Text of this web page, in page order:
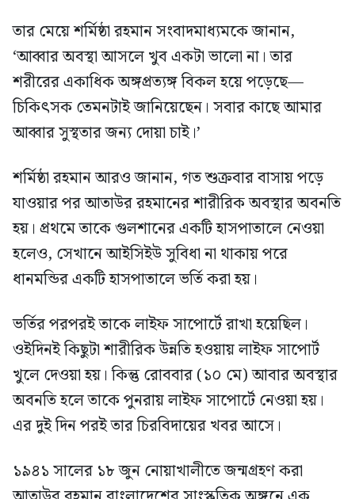
তার মেয়ে শর্মিষ্ঠা রহমান সংবাদমাধ্যমকে জানান,
‘আব্বার অবস্থা আসলে খুব একটা ভালো না। তার
শরীরের একাধিক অঙ্গপ্রত্যঙ্গ বিকল হয়ে পড়েছে—
চিকিৎসক তেমনটাই জানিয়েছেন। সবার কাছে আমার
আব্বার সুস্থতার জন্য দোয়া চাই।’
শর্মিষ্ঠা রহমান আরও জানান, গত শুক্রবার বাসায় পড়ে
যাওয়ার পর আতাউর রহমানের শারীরিক অবস্থার অবনতি
হয়। প্রথমে তাকে গুলশানের একটি হাসপাতালে নেওয়া
হলেও, সেখানে আইসিইউ সুবিধা না থাকায় পরে
ধানমন্ডির একটি হাসপাতালে ভর্তি করা হয়।
ভর্তির পরপরই তাকে লাইফ সাপোর্টে রাখা হয়েছিল।
ওইদিনই কিছুটা শারীরিক উন্নতি হওয়ায় লাইফ সাপোর্ট
খুলে দেওয়া হয়। কিন্তু রোববার (১০ মে) আবার অবস্থার
অবনতি হলে তাকে পুনরায় লাইফ সাপোর্টে নেওয়া হয়।
এর দুই দিন পরই তার চিরবিদায়ের খবর আসে।
১৯৪১ সালের ১৮ জুন নোয়াখালীতে জন্মগ্রহণ করা